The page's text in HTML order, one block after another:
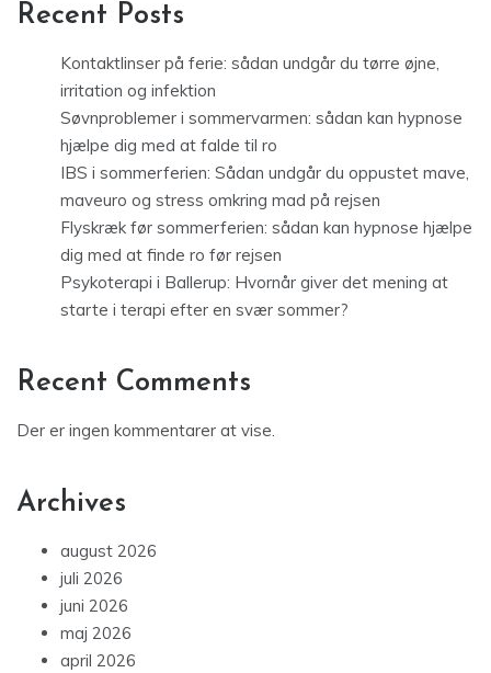
Recent Posts
Kontaktlinser på ferie: sådan undgår du tørre øjne,
irritation og infektion
Søvnproblemer i sommervarmen: sådan kan hypnose
hjælpe dig med at falde til ro
IBS i sommerferien: Sådan undgår du oppustet mave,
maveuro og stress omkring mad på rejsen
Flyskræk før sommerferien: sådan kan hypnose hjælpe
dig med at finde ro før rejsen
Psykoterapi i Ballerup: Hvornår giver det mening at
starte i terapi efter en svær sommer?
Recent Comments
Der er ingen kommentarer at vise.
Archives
august 2026
juli 2026
juni 2026
maj 2026
april 2026